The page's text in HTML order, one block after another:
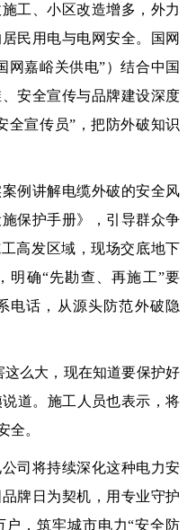
、小区改造增多，外力
民用电与电网安全。国网
网嘉峪关供电”）结合中国
安全宣传与品牌建设深度
全宣传员”，把防外破知识
讲解电缆外破的安全风
保护手册》，引导群众争
高发区域，现场交底地下
明确“先勘查、再施工”要
电话，从源头防范外破隐
么大，现在知道要保护好
说道。施工人员也表示，将
全。
将持续深化这种电力安
牌日为契机，用专业守护
，筑牢城市电力“安全防